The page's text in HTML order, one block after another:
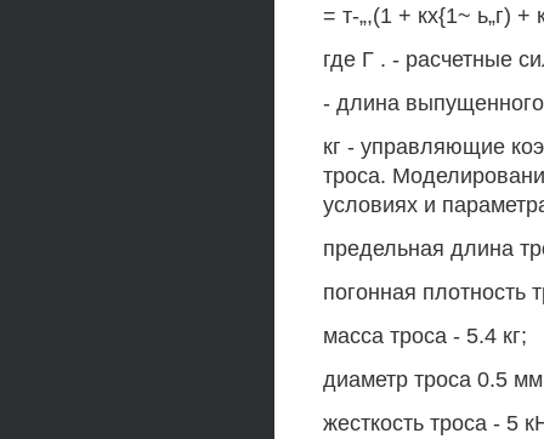
= т-„,(1 + кх{1~ ь„г) +
где Г . - расчетные
- длина выпущенного
кг - управляющие
троса.
условиях и
предельная длина
погонная плотность
масса троса - 5.4 кг;
диаметр троса 0.5
жесткость троса - 5